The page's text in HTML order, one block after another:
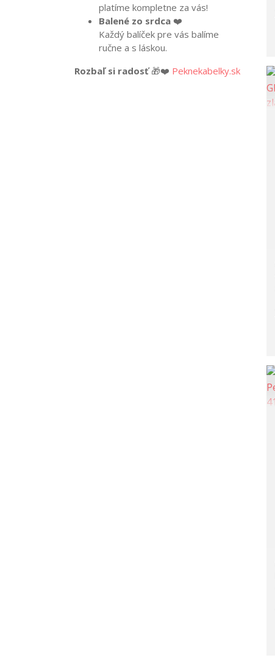
platíme kompletne za vás!
Balené zo srdca ❤️
Každý balíček pre vás balíme
ručne a s láskou.
Rozbaľ si radosť🎁❤️ Peknekabelky.sk